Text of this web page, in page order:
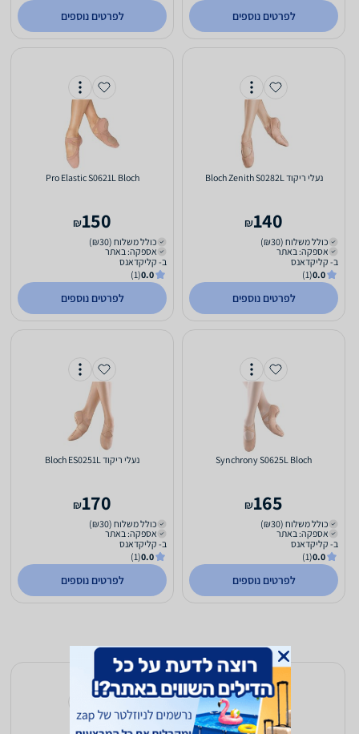
לפרטים נוספים לפרטים נוספים
‏נעלי ריקוד Bloch Zenith S0282L
140
₪
כולל משלוח (₪30)
אספקה: באתר
ב- קליקדאנס
0.0
(1)
לפרטים נוספים
Pro Elastic S0621L Bloch
150
₪
כולל משלוח (₪30)
אספקה: באתר
ב- קליקדאנס
0.0
(1)
לפרטים נוספים
Synchrony S0625L Bloch
165
₪
כולל משלוח (₪30)
אספקה: באתר
ב- קליקדאנס
0.0
(1)
לפרטים נוספים
‏נעלי ריקוד Bloch ES0251L
170
₪
כולל משלוח (₪30)
אספקה: באתר
ב- קליקדאנס
0.0
(1)
לפרטים נוספים